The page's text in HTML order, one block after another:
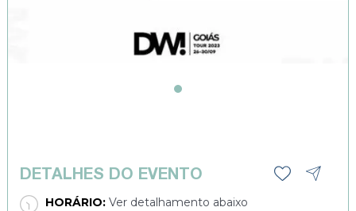
DETALHES DO EVENTO
HORÁRIO:Ver detalhamento abaixo